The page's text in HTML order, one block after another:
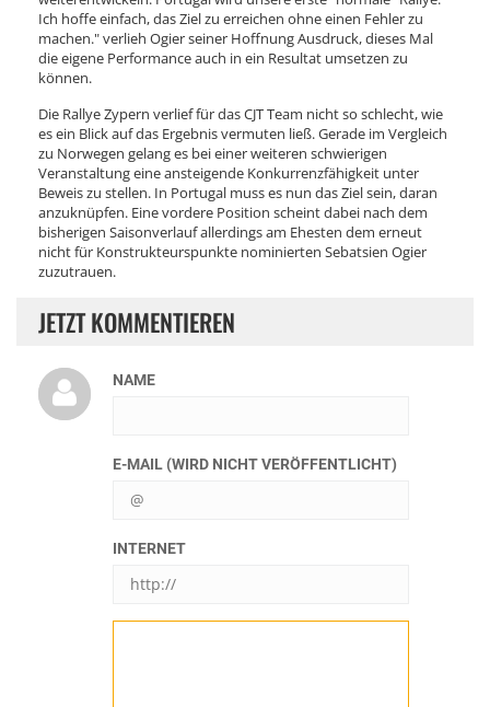
Ich hoffe einfach, das Ziel zu erreichen ohne einen Fehler zu
machen." verlieh Ogier seiner Hoffnung Ausdruck, dieses Mal
die eigene Performance auch in ein Resultat umsetzen zu
können.
Die Rallye Zypern verlief für das CJT Team nicht so schlecht, wie
es ein Blick auf das Ergebnis vermuten ließ. Gerade im Vergleich
zu Norwegen gelang es bei einer weiteren schwierigen
Veranstaltung eine ansteigende Konkurrenzfähigkeit unter
Beweis zu stellen. In Portugal muss es nun das Ziel sein, daran
anzuknüpfen. Eine vordere Position scheint dabei nach dem
bisherigen Saisonverlauf allerdings am Ehesten dem erneut
nicht für Konstrukteurspunkte nominierten Sebatsien Ogier
zuzutrauen.
JETZT KOMMENTIEREN
NAME
E-MAIL (WIRD NICHT VERÖFFENTLICHT)
INTERNET